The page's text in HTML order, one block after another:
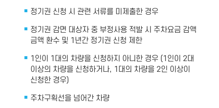
정기권 신청 시 관련 서류를 미제출한 경우
정기권 감면 대상자 중 부정사용 적발 시 주차요금 감액
금액 환수 및 1년간 정기권 신청 제한
1인이 1대의 차량을 신청하지 아니한 경우 (1인이 2대
이상의 차량을 신청하거나, 1대의 차량을 2인 이상이
신청한 경우)
주차구획선을 넘어간 차량